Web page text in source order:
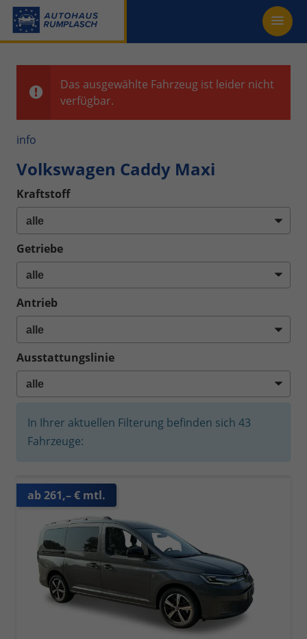
Das ausgewählte Fahrzeug ist leider nicht
verfügbar.
info
Volkswagen Caddy Maxi
Kraftstoff
Getriebe
Antrieb
Ausstattungslinie
In Ihrer aktuellen Filterung befinden sich 43
Fahrzeuge:
ab 261,– € mtl.